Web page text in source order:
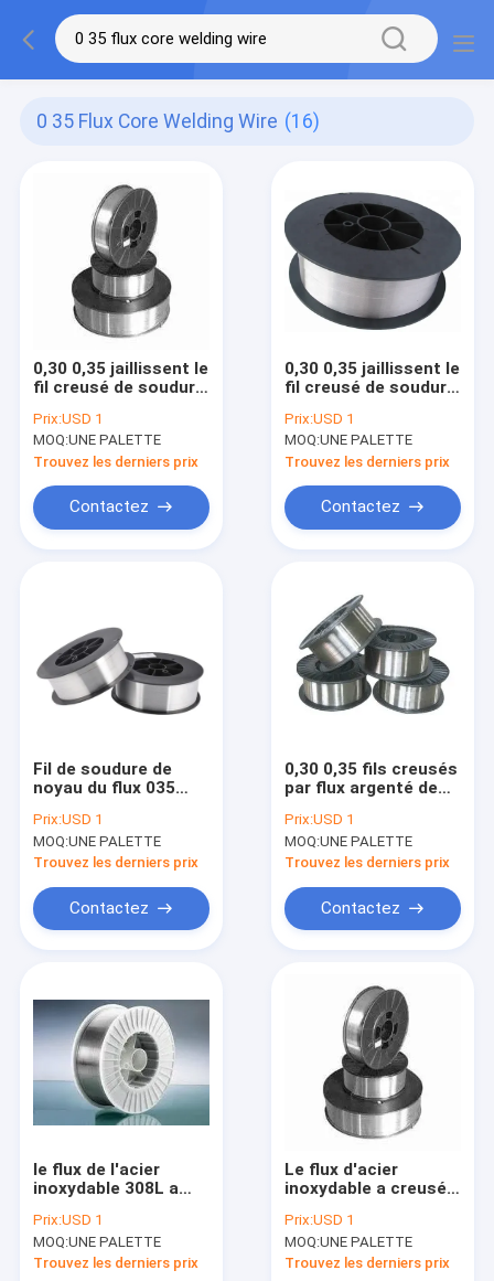
0 35 Flux Core Welding Wire (16)
0,30 0,35 jaillissent le
fil creusé de soudure
avec le gaz AWS
A5.22 E309LT1-1 1,2
1,4 1.6mm
Prix:USD 1
MOQ:UNE PALETTE
Trouvez les derniers prix
Contactez
0,30 0,35 jaillissent le
fil creusé de soudure
avec le gaz AWS
A5.22 E309LT1-1 1,2
1,4 1.6mm
Prix:USD 1
MOQ:UNE PALETTE
Trouvez les derniers prix
Contactez
Fil de soudure de
noyau du flux 035
Prix:USD 1
MOQ:UNE PALETTE
Trouvez les derniers prix
Contactez
0,30 0,35 fils creusés
par flux argenté de
électrique avec le
gaz AWS A5.22
E309LT1-1 1.6mm
Prix:USD 1
MOQ:UNE PALETTE
Trouvez les derniers prix
Contactez
le flux de l'acier
inoxydable 308L a
protégé du gaz
1.6mm 15kg de fil de
soudure
Prix:USD 1
MOQ:UNE PALETTE
Trouvez les derniers prix
Le flux d'acier
inoxydable a creusé
protégé du gaz
1.6mm du fil de
soudure 15kg
Prix:USD 1
MOQ:UNE PALETTE
Trouvez les derniers prix